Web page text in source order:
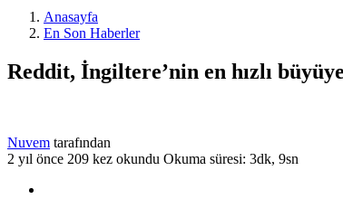
Anasayfa
En Son Haberler
Reddit, İngiltere’nin en hızlı
Nuvem tarafından
2 yıl önce 209 kez okundu Okuma süresi: 3dk, 9sn